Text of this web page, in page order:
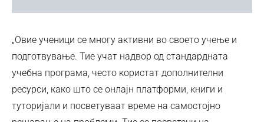
„Овие ученици се многу активни во своето учење и
подготвување. Тие учат надвор од стандардната
учебна програма, често користат дополнителни
ресурси, како што се онлајн платформи, книги и
туторијали и посветуваат време на самостојно